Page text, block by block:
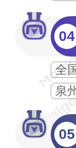
04
全
泉
05